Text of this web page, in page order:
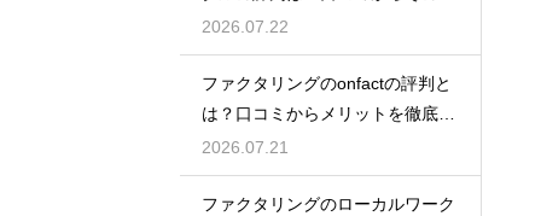
態を徹底解説
2026.07.22
ファクタリングのonfactの評判と
は？口コミからメリットを徹底解
説
2026.07.21
ファクタリングのローカルワーク